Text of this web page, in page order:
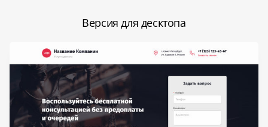
Версия для десктопа